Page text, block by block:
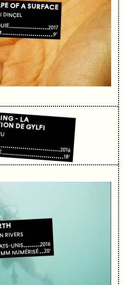
OF A SURFACE
DINÇEL
2017
9'
- LA
DE GYLFI
2016
18'
RIVERS
UNIS 2016
NUMÉRISÉ 20'